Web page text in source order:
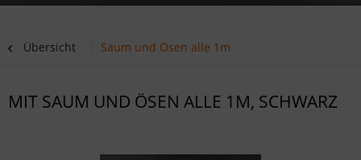
Übersicht Saum und Ösen alle 1m
MIT SAUM UND ÖSEN ALLE 1M, SCHWARZ